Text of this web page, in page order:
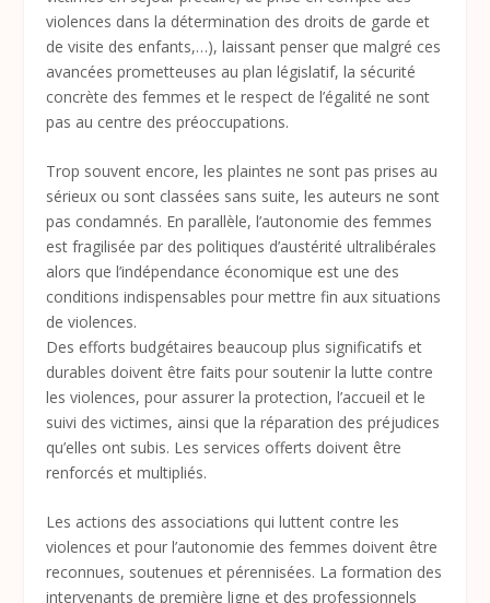
violences dans la détermination des droits de garde et
de visite des enfants,…), laissant penser que malgré ces
avancées prometteuses au plan législatif, la sécurité
concrète des femmes et le respect de l’égalité ne sont
pas au centre des préoccupations.
Trop souvent encore, les plaintes ne sont pas prises au
sérieux ou sont classées sans suite, les auteurs ne sont
pas condamnés. En parallèle, l’autonomie des femmes
est fragilisée par des politiques d’austérité ultralibérales
alors que l’indépendance économique est une des
conditions indispensables pour mettre fin aux situations
de violences.
Des efforts budgétaires beaucoup plus significatifs et
durables doivent être faits pour soutenir la lutte contre
les violences, pour assurer la protection, l’accueil et le
suivi des victimes, ainsi que la réparation des préjudices
qu’elles ont subis. Les services offerts doivent être
renforcés et multipliés.
Les actions des associations qui luttent contre les
violences et pour l’autonomie des femmes doivent être
reconnues, soutenues et pérennisées. La formation des
intervenants de première ligne et des professionnels